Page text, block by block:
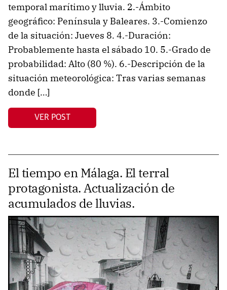
temporal marítimo y lluvia. 2.-Ámbito
geográfico: Península y Baleares. 3.-Comienzo
de la situación: Jueves 8. 4.-Duración:
Probablemente hasta el sábado 10. 5.-Grado de
probabilidad: Alto (80 %). 6.-Descripción de la
situación meteorológica: Tras varias semanas
donde […]
VER POST
El tiempo en Málaga. El terral
protagonista. Actualización de
acumulados de lluvias.